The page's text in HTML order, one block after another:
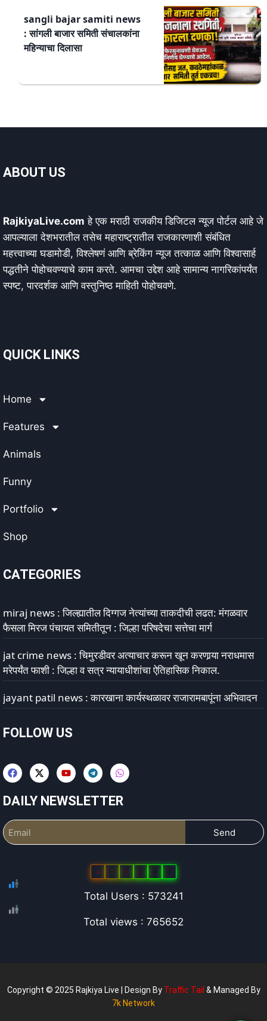
sangli bajar samiti news
: सांगली बाजार समिती संचालकांना
महिन्याचा दिलासा
ABOUT US
RajkiyaLive.com हे एक मराठी राजकीय डिजिटल न्यूज पोर्टल आहे जे
आपल्याला देशभरातील तसेच महाराष्ट्रातील राजकारणाशी संबंधित
महत्त्वाच्या घडामोडी, विश्लेषणं आणि ब्रेकिंग न्यूज तत्काळ आणि विश्वासार्ह
पद्धतीने पोहोचवण्याचे काम करते. आमचा उद्देश आहे सामान्य नागरिकांपर्यंत
स्पष्ट, पारदर्शक आणि वस्तुनिष्ठ माहिती पोहोचवणे.
QUICK LINKS
Home
Features
Animals
Funny
Portfolio
Shop
CATEGORIES
miraj news : जिल्ह्यातील दिग्गज नेत्यांच्या ताकदीची लढत: मंगळवार
फैसला मिरज पंचायत समितीतून : जिल्हा परिषदेचा सत्तेचा मार्ग
jat crime news : चिमुरडीवर अत्याचार करून खून करणार्‍या नराधमास
मरेपर्यंत फाशी : जिल्हा व सत्र न्यायाधीशांचा ऐतिहासिक निकाल.
jayant patil news : कारखाना कार्यस्थळावर राजारामबापूंना अभिवादन
FOLLOW US
DAILY NEWSLETTER
Send
5 7 3 2 4 1
Total Users : 573241
Total views : 765652
Copyright © 2025 Rajkiya Live | Design By Traffic Tail & Managed By
7k Network